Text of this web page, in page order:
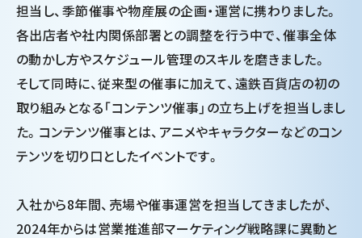
担当し、季節催事や物産展の企画・運営に携わりました。
各出店者や社内関係部署との調整を行う中で、催事全体
の動かし方やスケジュール管理のスキルを磨きました。
そして同時に、従来型の催事に加えて、遠鉄百貨店の初の
取り組みとなる「コンテンツ催事」の立ち上げを担当しまし
た。コンテンツ催事とは、アニメやキャラクターなどのコン
テンツを切り口としたイベントです。
入社から8年間、売場や催事運営を担当してきましたが、
2024年からは営業推進部マーケティング戦略課に異動と